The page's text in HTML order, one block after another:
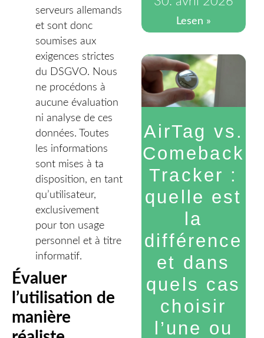
serveurs allemands
et sont donc
soumises aux
exigences strictes
du DSGVO. Nous
ne procédons à
aucune évaluation
ni analyse de ces
données. Toutes
les informations
sont mises à ta
disposition, en tant
qu’utilisateur,
exclusivement
pour ton usage
personnel et à titre
informatif.
Évaluer
l’utilisation de
manière
Lesen »
AirTag vs.
Comeback
Tracker :
quelle est
la
différence
et dans
quels cas
choisir
l’une ou